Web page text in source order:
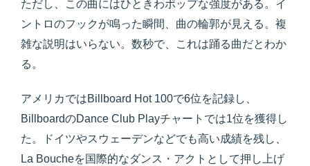
ただし、この曲にはひときわポップな強度がある。イ
ントロのフックが鳴った瞬間、曲の輪郭が見える。複
雑な説明はいらない。数秒で、これは踊る曲だとわか
る。
アメリカではBillboard Hot 100で6位を記録し、
BillboardのDance Club Playチャートでは1位を獲得し
た。ドイツやスウェーデンなどでも高い成績を残し、
La Boucheを国際的なダンス・アクトとして押し上げ